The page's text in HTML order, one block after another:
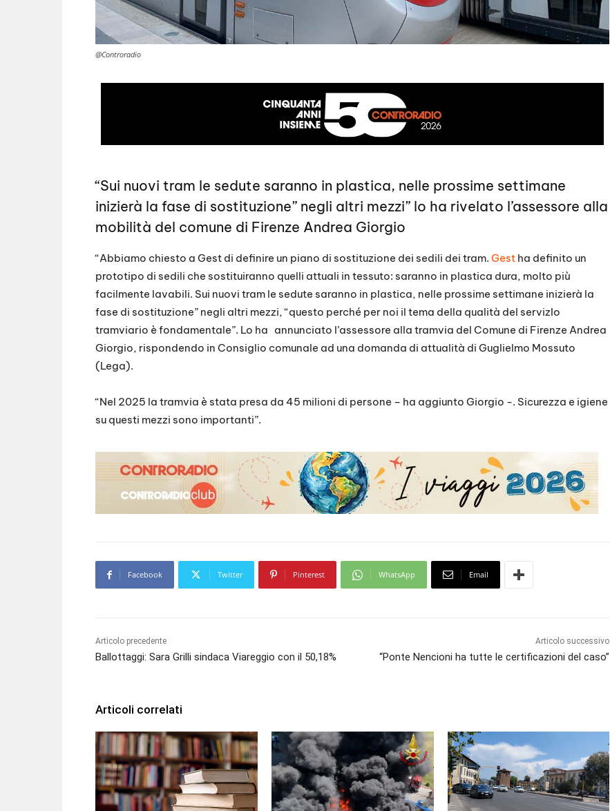
@Controradio
“Sui nuovi tram le sedute saranno in plastica, nelle prossime settimane
inizierà la fase di sostituzione” negli altri mezzi” lo ha rivelato l’assessore alla
mobilità del comune di Firenze Andrea Giorgio
“Abbiamo chiesto a Gest di definire un piano di sostituzione dei sedili dei tram. Gest ha definito un
prototipo di sedili che sostituiranno quelli attuali in tessuto: saranno in plastica dura, molto più
facilmente lavabili. Sui nuovi tram le sedute saranno in plastica, nelle prossime settimane inizierà la
fase di sostituzione” negli altri mezzi, “questo perché per noi il tema della qualità del servizIo
tramviario è fondamentale”. Lo ha annunciato l’assessore alla tramvia del Comune di Firenze Andrea
Giorgio, rispondendo in Consiglio comunale ad una domanda di attualità di Guglielmo Mossuto
(Lega).
“Nel 2025 la tramvia è stata presa da 45 milioni di persone – ha aggiunto Giorgio -. Sicurezza e igiene
su questi mezzi sono importanti”.
Facebook Twitter Pinterest WhatsApp Email
Articolo precedente
Ballottaggi: Sara Grilli sindaca Viareggio con il 50,18%
Articolo successivo
“Ponte Nencioni ha tutte le certificazioni del caso”
Articoli correlati